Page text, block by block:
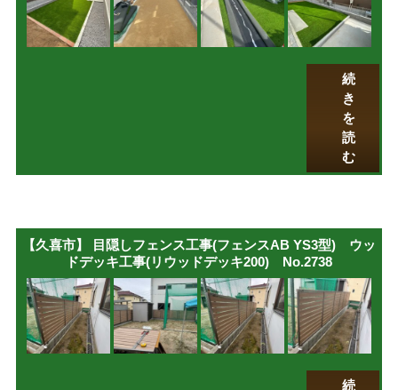
続
き
を
読
む
【久喜市】 目隠しフェンス工事(フェンスAB YS3型) ウッ
ドデッキ工事(リウッドデッキ200) No.2738
続